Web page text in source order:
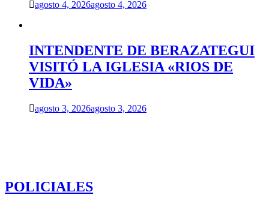
agosto 4, 2026agosto 4, 2026
INTENDENTE DE BERAZATEGUI
VISITÓ LA IGLESIA «RIOS DE
VIDA»
agosto 3, 2026agosto 3, 2026
POLICIALES